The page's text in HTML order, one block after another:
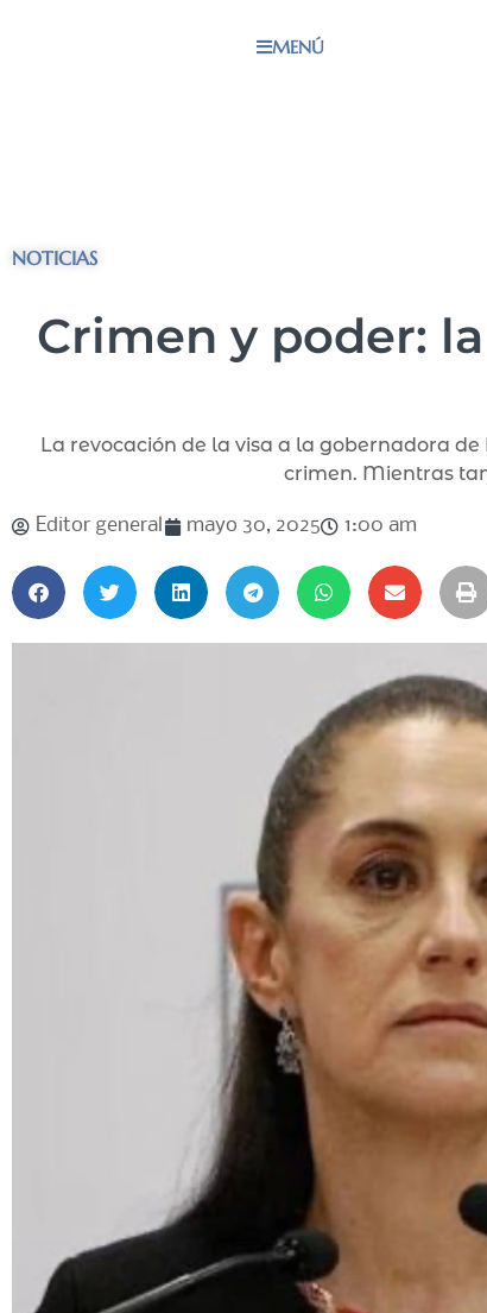
MENÚ
NOTICIAS
Crimen y poder:
La revocación de la visa a la gobernadora
crimen. Mientras
Editor general mayo 30, 2025 1:00 am